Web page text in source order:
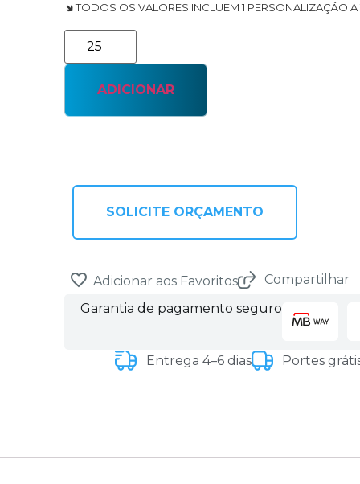
🢆 TODOS OS VALORES INCLUEM 1 PERSONALIZAÇÃO A
ADICIONAR
SOLICITE ORÇAMENTO
Adicionar aos Favoritos
Compartilhar
Garantia de pagamento seguro
Entrega 4–6 dias Portes